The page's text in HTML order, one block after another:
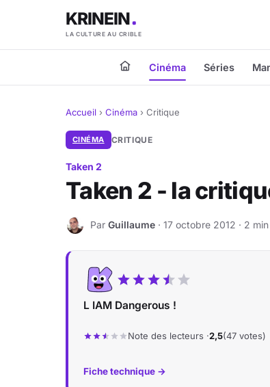
KRINEIN
LA CULTURE AU CRIBLE
Cinéma Séries
Accueil › Cinéma › Critique
CINÉMA CRITIQUE
Taken 2
Taken 2 - la
G Par Guillaume · 17 octobre 2012 · 2
L IAM Dangerous !
Note des lecteurs ·2,5(47 votes)
Fiche technique →